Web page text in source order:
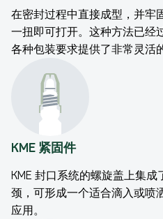
在密封过程中直接成型，并牢
一扭即可打开。这种方法已经
各种包装要求提供了非常灵活
KME 紧固件
KME 封口系统的螺旋盖上集
颈，可形成一个适合滴入或喷
应用。